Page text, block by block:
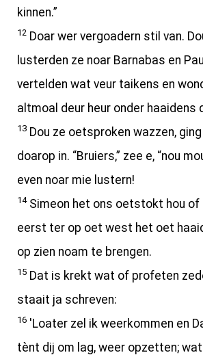
kinnen.”
12 Doar wer vergoadern stil van.
lusterden ze noar Barnabas en
vertelden wat veur taikens en
altmoal deur heur onder haaidens
13 Dou ze oetsproken wazzen,
doarop in. “Bruiers,” zee e, “nou
even noar mie lustern!
14Simeon het ons oetstokt hou of
eerst ter op oet west het oet
op zien noam te brengen.
15 Dat is krekt wat of profeten
staait ja schreven:
16 'Loater zel ik weerkommen en
tènt dij om lag, weer opzetten;